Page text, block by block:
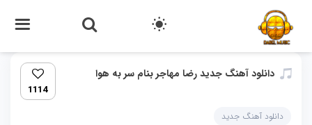
دانلود آهنگ جدید رضا مهاجر بنام سر به هوا
1114
دانلود آهنگ جدید